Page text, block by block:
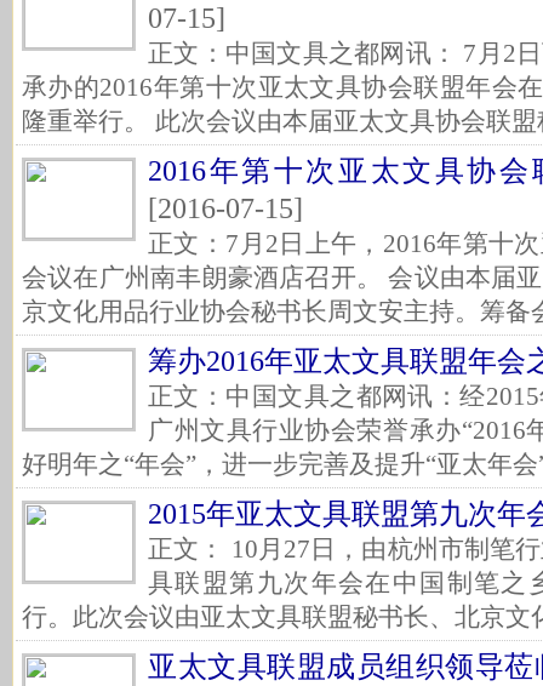
07-15]
正文：中国文具之都网讯： 7月2
承办的2016年第十次亚太文具协会联盟年会
隆重举行。 此次会议由本届亚太文具协会联盟
2016年第十次亚太文具协
[2016-07-15]
正文：7月2日上午，2016年第十
会议在广州南丰朗豪酒店召开。 会议由本届
京文化用品行业协会秘书长周文安主持。筹备
筹办2016年亚太文具联盟年会
正文：中国文具之都网讯：经
广州文具行业协会荣誉承办“2016
好明年之“年会”，进一步完善及提升“亚太年
2015年亚太文具联盟第九次年
正文： 10月27日，由杭州市制笔
具联盟第九次年会在中国制笔
行。此次会议由亚太文具联盟秘书长、北京文
亚太文具联盟成员组织领导